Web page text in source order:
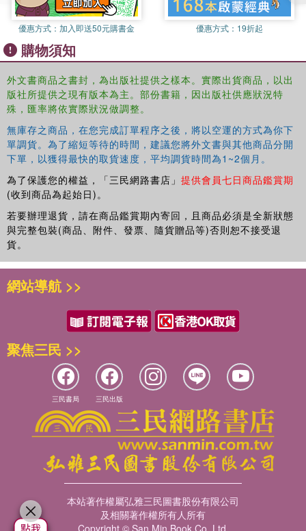
優惠方式： 加入即送50元購書金 優惠方式： 19折起
購物須知
外文書商品之書封，為出版社提供之樣本。實際出貨商品，以出
版社所提供之現有版本為主。部份書籍，因出版社供應狀況特
殊，匯率將依實際狀況做調整。
無庫存之商品，在您完成訂單程序之後，將以空運的方式為你下
單調貨。為了縮短等待的時間，建議您將外文書與其他商品分開
下單，以獲得最快的取貨速度，平均調貨時間為1~2個月。
為了保護您的權益，「三民網路書店」 提供會員七日商品鑑賞期
(收到商品為起始日)。
若要辦理退貨，請在商品鑑賞期內寄回，且商品必須是全新狀態
與完整包裝(商品、附件、發票、隨貨贈品等)否則恕不接受退
貨。
網站導航 >>
聚焦三民 >>
三民書局 三民出版
本站著作權屬弘雅三民圖書股份有限公司
及相關著作權所有人所有
Copyright © San Min Book Co.,Ltd.